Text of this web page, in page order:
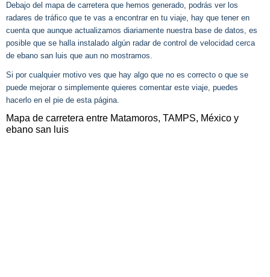
Debajo del mapa de carretera que hemos generado, podrás ver los
radares de tráfico que te vas a encontrar en tu viaje, hay que tener en
cuenta que aunque actualizamos diariamente nuestra base de datos, es
posible que se halla instalado algún radar de control de velocidad cerca
de ebano san luis que aun no mostramos.
Si por cualquier motivo ves que hay algo que no es correcto o que se
puede mejorar o simplemente quieres comentar este viaje, puedes
hacerlo en el pie de esta página.
Mapa de carretera entre Matamoros, TAMPS, México y
ebano san luis